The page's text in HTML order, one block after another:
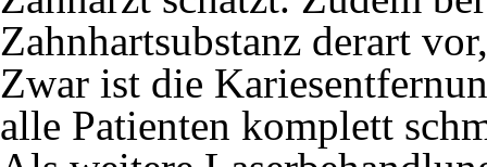
Zahnhartsubstanz derart
Zwar ist die
alle Patienten komplett